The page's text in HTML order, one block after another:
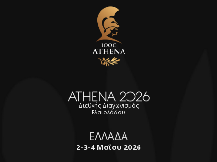
Διεθνής Διαγωνισμός
Ελαιολάδου
ΕΛΛΑΔΑ
2-3-4 Μαΐου 2026